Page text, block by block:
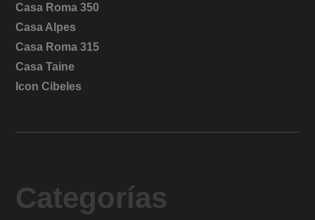
Casa Roma 350
Casa Alpes
Casa Roma 315
Casa Taine
Icon Cibeles
Categorías